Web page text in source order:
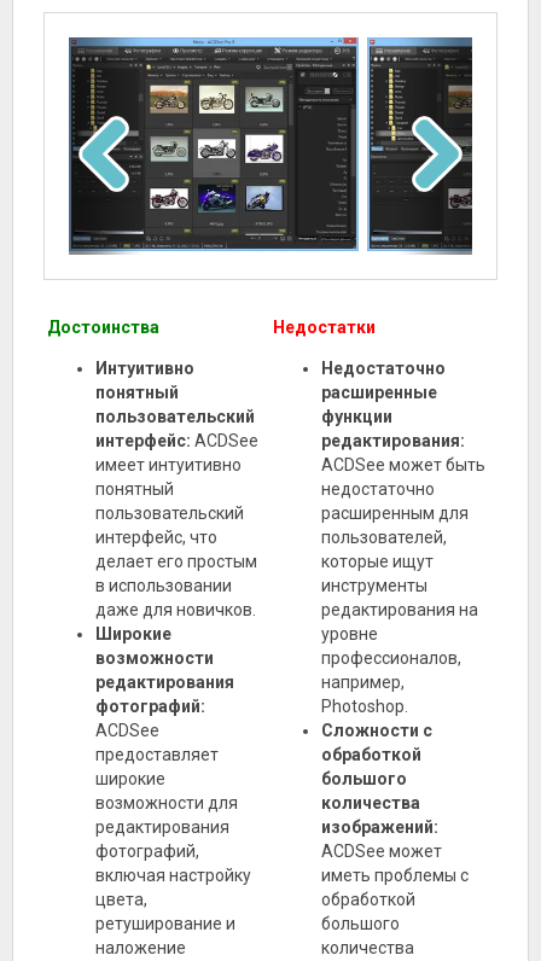
Достоинства
Интуитивно
понятный
пользовательский
интерфейс: ACDSee
имеет интуитивно
понятный
пользовательский
интерфейс, что
делает его простым
в использовании
даже для новичков.
Широкие
возможности
редактирования
фотографий:
ACDSee
предоставляет
широкие
возможности для
редактирования
фотографий,
включая настройку
цвета,
ретуширование и
наложение
Недостатки
Недостаточно
расширенные
функции
редактирования:
ACDSee может быть
недостаточно
расширенным для
пользователей,
которые ищут
инструменты
редактирования на
уровне
профессионалов,
например,
Photoshop.
Сложности с
обработкой
большого
количества
изображений:
ACDSee может
иметь проблемы с
обработкой
большого
количества